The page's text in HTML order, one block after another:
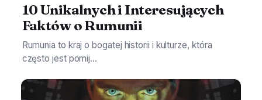
10 Unikalnych i Interesujących
Faktów o Rumunii
Rumunia to kraj o bogatej historii i kulturze, która
często jest pomij...